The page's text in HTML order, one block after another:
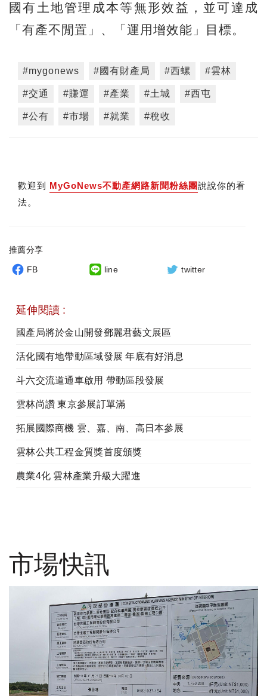
國有土地管理成本等無形效益，並可達成
「有產不閒置」、「運用增效能」目標。
#mygonews #國有財產局 #西螺 #雲林
#交通 #賺運 #產業 #土城 #西屯
#公有 #市場 #就業 #稅收
歡迎到 MyGoNews不動產網路新聞粉絲團說說你的看
法。
推薦分享
FB line twitter
延伸閱讀 :
國產局將於金山開發鄧麗君藝文展區
活化國有地帶動區域發展 年底有好消息
斗六交流道通車啟用 帶動區段發展
雲林尚讚 東京參展訂單滿
拓展國際商機 雲、嘉、南、高日本參展
雲林公共工程金質獎首度頒獎
農業4化 雲林產業升級大躍進
市場快訊